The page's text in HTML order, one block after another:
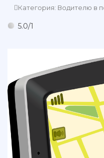
Категория: Водителю в
5.0/1